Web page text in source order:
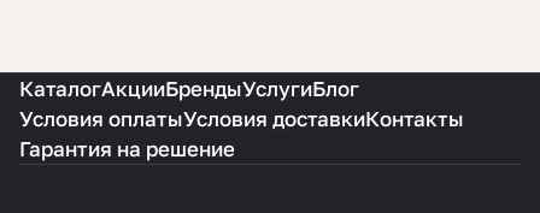
КаталогАкцииБрендыУслугиБлог
Условия оплатыУсловия доставкиКонтакты
Гарантия на решение